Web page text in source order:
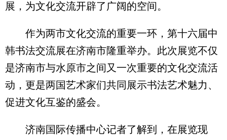
展，为文化交流开辟了广阔的空间。
作为两市文化交流的重要一环，第十六届中
韩书法交流展在济南市隆重举办。此次展览不仅
是济南市与水原市之间又一次重要的文化交流活
动，更是两国艺术家们共同展示书法艺术魅力、
促进文化互鉴的盛会。
济南国际传播中心记者了解到，在展览现